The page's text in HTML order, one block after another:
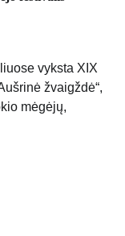
vyksta XIX
žvaigždė“,
mėgėjų,